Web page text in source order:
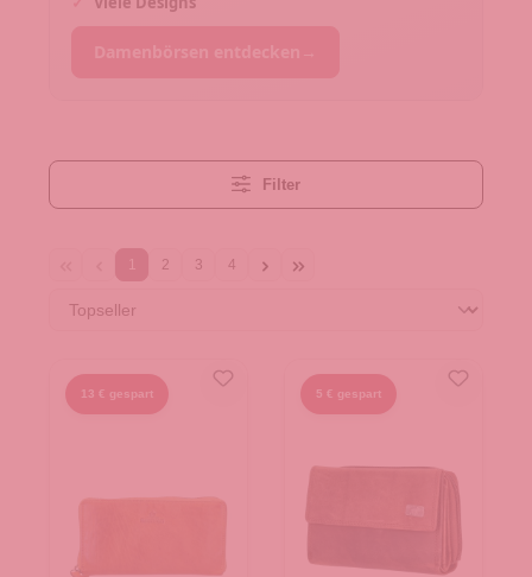
Filter
1 2 3 4
13 € gespart 5 € gespart